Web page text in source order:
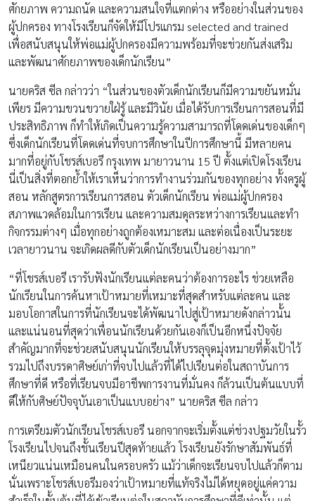
ศักยภาพ ความถนัด และความสนใจที่แตกต่าง หรืออย่างในส่วนของ
ผู้ปกครอง ทางโรงเรียนก็จัดให้มีโปรแกรม selected and trained
เพื่อสนับสนุนให้พ่อแม่ผู้ปกครองมีความพร้อมที่จะช่วยกันส่งเสริม
และพัฒนาศักยภาพของเด็กนักเรียน”
นายคริส ซีล กล่าวว่า “ในส่วนของตัวเด็กนักเรียนก็มีความขยันหมั่น
เพียร มีความขวนขวายใฝ่รู้ และมีวินัย เมื่อได้รับการเรียนการสอนที่มี
ประสิทธิภาพ ก็ทำให้เกิดเป็นความรู้ความสามารถที่โดดเด่นของเด็กๆ
ซึ่งเด็กนักเรียนที่โดดเด่นที่จบการศึกษาในปีการศึกษานี้ มีหลายคน
มากที่อยู่กับโชรส์เบอรี กรุงเทพ มายาวนาน 15 ปี ตั้งแต่เปิดโรงเรียน
นี่เป็นสิ่งที่ตอกย้ำให้เราเห็นว่าการทำงานร่วมกันของทุกอย่าง ทั้งครูผู้
สอน หลักสูตรการเรียนการสอน ตัวเด็กนักเรียน พ่อแม่ผู้ปกครอง
สภาพแวดล้อมในการเรียน และความสมดุลระหว่างการเรียนและทำ
กิจกรรมต่างๆ เมื่อทุกอย่างถูกต้องเหมาะสม และต่อเนื่องเป็นระยะ
เวลายาวนาน จะเกิดผลดีกับตัวเด็กนักเรียนเป็นอย่างมาก”
“ที่โชรส์เบอรี เรารับฟังนักเรียนแต่ละคนว่าต้องการอะไร ช่วยเหลือ
นักเรียนในการค้นหาเป้าหมายที่เหมาะที่สุดสำหรับแต่ละคน และ
มอบโอกาสในการที่นักเรียนจะได้พัฒนาไปสู่เป้าหมายดังกล่าวนั้น
และแน่นอนที่สุดว่าเพื่อนนักเรียนด้วยกันเองก็เป็นอีกหนึ่งปัจจัย
สำคัญมากที่จะช่วยสนับสนุนนักเรียนให้บรรลุจุดมุ่งหมายที่ตั้งเป้าไว้
รวมไปถึงบรรดาศิษย์เก่าที่จบไปแล้วที่ได้ไปเรียนต่อในสถาบันการ
ศึกษาที่ดี หรือที่เรียนจบมีอาชีพการงานที่มั่นคง ก็ล้วนเป็นต้นแบบที่
ดีให้กับศิษย์ปัจจุบันเอาเป็นแบบอย่าง” นายคริส ซีล กล่าว
การเตรียมตัวนักเรียนโชรส์เบอรี นอกจากจะเริ่มตั้งแต่ช่วงปฐมวัยในรั้ว
โรงเรียนไปจนถึงชั้นเรียนปีสุดท้ายแล้ว โรงเรียนยังรักษาสัมพันธ์ที่
เหนียวแน่นเหมือนคนในครอบครัว แม้ว่าเด็กจะเรียนจบไปแล้วก็ตาม
นั่นเพราะโชรส์เบอรีมองว่าเป้าหมายที่แท้จริงไม่ได้หยุดอยู่แค่ความ